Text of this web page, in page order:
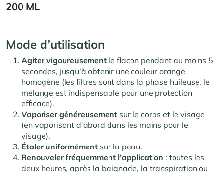
200 ML
Mode d’utilisation
Agiter vigoureusement le flacon pendant au moins 5
secondes, jusqu’à obtenir une couleur orange
homogène (les filtres sont dans la phase huileuse, le
mélange est indispensable pour une protection
efficace).
Vaporiser généreusement sur le corps et le visage
(en vaporisant d’abord dans les mains pour le
visage).
Étaler uniformément sur la peau.
Renouveler fréquemment l’application : toutes les
deux heures, après la baignade, la transpiration ou